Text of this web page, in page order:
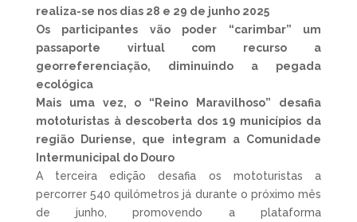
realiza-se nos dias 28 e 29 de junho 2025
Os participantes vão poder “carimbar” um
passaporte virtual com recurso a
georreferenciação, diminuindo a pegada
ecológica
Mais uma vez, o “Reino Maravilhoso” desafia
mototuristas à descoberta dos 19 municípios da
região Duriense, que integram a Comunidade
Intermunicipal do Douro
A terceira edição desafia os mototuristas a
percorrer 540 quilómetros já durante o próximo mês
de junho, promovendo a plataforma